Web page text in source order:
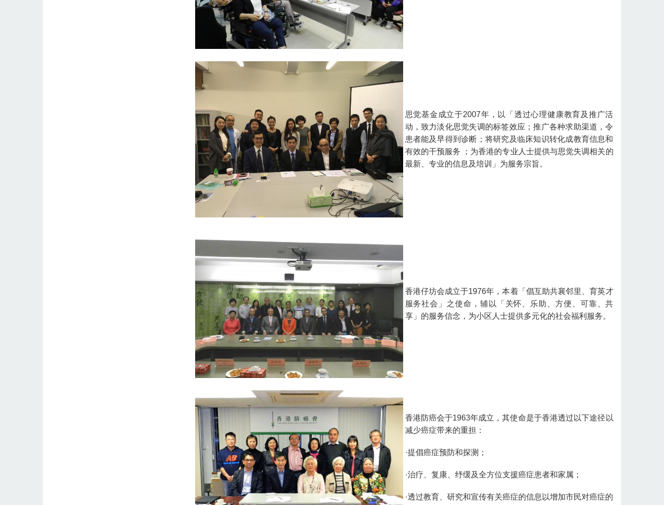
思觉基金成立于2007年，以「透过心理健康教育及推广活
动，致力淡化思觉失调的标签效应；推广各种求助渠道，令
患者能及早得到诊断；将研究及临床知识转化成教育信息和
有效的干预服务 ；为香港的专业人士提供与思觉失调相关的
最新、专业的信息及培训」为服务宗旨。
香港仔坊会成立于1976年，本着「倡互助共襄邻里、育英才
服务社会」之使命，辅以「关怀、乐助、方便、可靠、共
享」的服务信念，为小区人士提供多元化的社会福利服务。
香港防癌会于1963年成立，其使命是于香港透过以下途径以
减少癌症带来的重担：
·提倡癌症预防和探测；
·治疗、复康、纾缓及全方位支援癌症患者和家属；
·透过教育、研究和宣传有关癌症的信息以增加市民对癌症的